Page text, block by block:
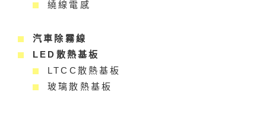
繞線電感
汽車除霧線
LED散熱基板
LTCC散熱基板
玻璃散熱基板